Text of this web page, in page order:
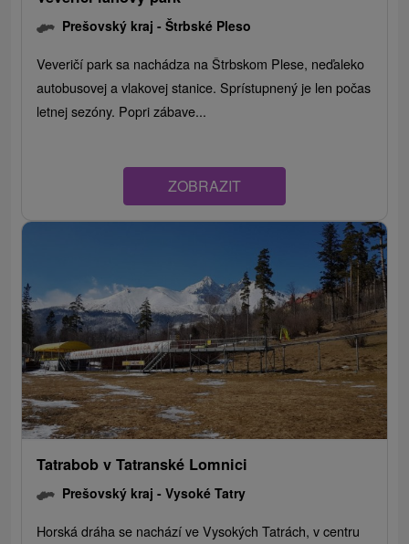
Prešovský kraj -Štrbské Pleso
Veveričí park sa nachádza na Štrbskom Plese, neďaleko
autobusovej a vlakovej stanice. Sprístupnený je len počas
letnej sezóny. Popri zábave...
ZOBRAZIT
Tatrabob v Tatranské Lomnici
Prešovský kraj -Vysoké Tatry
Horská dráha se nachází ve Vysokých Tatrách, v centru